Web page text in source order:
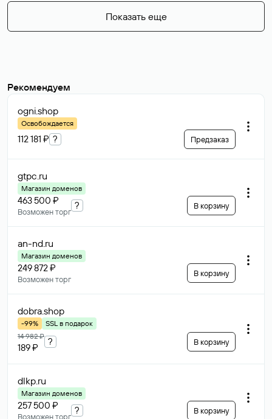
Показать еще
Рекомендуем
ogni.shop
Освобождается
112 181 ₽ ? Предзаказ
gtpc.ru
Магазин доменов
463 500 ₽
Возможен торг
? В корзину
an-nd.ru
Магазин доменов
249 872 ₽
Возможен торг
В корзину
dobra.shop
-99%
SSL в подарок
14 982 ₽
189 ₽
? В корзину
dlkp.ru
Магазин доменов
257 500 ₽
Возможен торг
? В корзину